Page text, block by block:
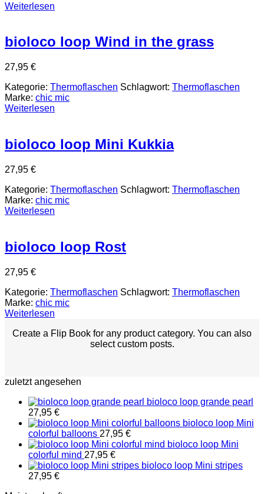
Weiterlesen
bioloco loop Wind in the grass
27,95 €
Kategorie: Thermoflaschen Schlagwort: Thermoflaschen
Marke: chic mic
Weiterlesen
bioloco loop Mini Kukkia
27,95 €
Kategorie: Thermoflaschen Schlagwort: Thermoflaschen
Marke: chic mic
Weiterlesen
bioloco loop Rost
27,95 €
Kategorie: Thermoflaschen Schlagwort: Thermoflaschen
Marke: chic mic
Weiterlesen
Create a Flip Book for any product category. You can also
select custom posts.
zuletzt angesehen
bioloco loop grande pearl
27,95 €
bioloco loop Mini
colorful balloons 27,95 €
bioloco loop Mini
colorful mind 27,95 €
bioloco loop Mini stripes
27,95 €